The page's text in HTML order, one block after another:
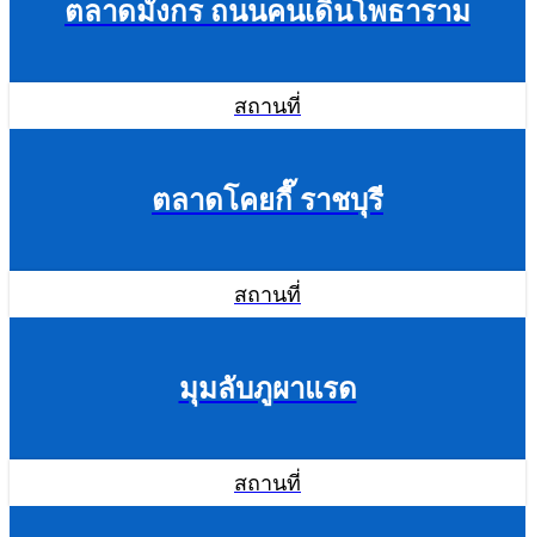
ตลาดมังกร ถนนคนเดินโพธาราม
สถานที่
ตลาดโคยกี๊ ราชบุรี
สถานที่
มุมลับภูผาแรด
สถานที่